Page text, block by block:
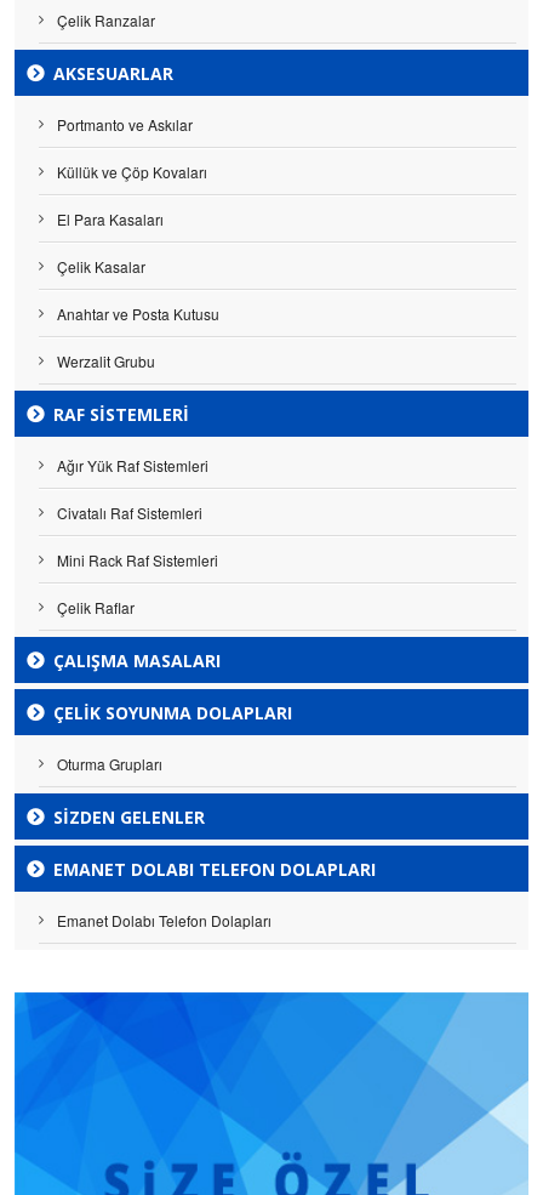
Çelik Ranzalar
AKSESUARLAR
Portmanto ve Askılar
Küllük ve Çöp Kovaları
El Para Kasaları
Çelik Kasalar
Anahtar ve Posta Kutusu
Werzalit Grubu
RAF SISTEMLERI
Ağır Yük Raf Sistemleri
Civatalı Raf Sistemleri
Mini Rack Raf Sistemleri
Çelik Raflar
ÇALIŞMA MASALARI
ÇELIK SOYUNMA DOLAPLARI
Oturma Grupları
SİZDEN GELENLER
EMANET DOLABI TELEFON DOLAPLARI
Emanet Dolabı Telefon Dolapları